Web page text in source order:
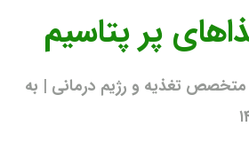
پر پتاسیم
تغذیه و رژیم درمانی | به